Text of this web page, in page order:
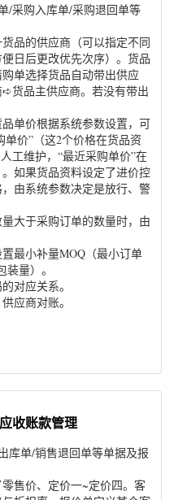
/采购入库单/采购退回单等
品的供应商（可以指定不同
日后更改优先次序）。货品
单选择货品自动带出供应
货品主供应商。若没有带出
单价根据系统参数设置，可
单价”（这2个价格在货品资
工维护，“最近采购单价”在
如果货品资料设定了进价控
由系统参数决定是放行、警
大于采购订单的数量时，由
最小补量MOQ（最小订单
量）。
对应关系。
应商对账。
收账款管理
库单/销售退回单等单据及报
售价、定价一~定价四。客